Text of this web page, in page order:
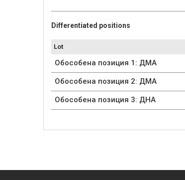
Differentiated positions
Lot
Обособена позиция 1: ДМА
Обособена позиция 2: ДМА
Обособена позиция 3: ДНА